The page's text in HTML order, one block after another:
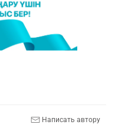
Написать автору